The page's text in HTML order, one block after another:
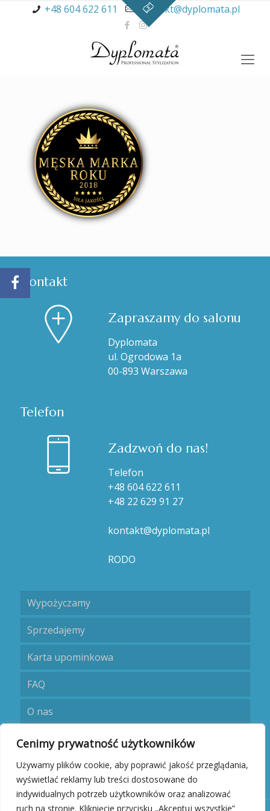
Cenimy prywatność użytkowników
Używamy plików cookie, aby poprawić jakość przeglądania,
wyświetlać reklamy lub treści dostosowane do
indywidualnych potrzeb użytkowników oraz analizować
ruch na stronie. Kliknięcie przycisku „Akceptuj wszystkie”
+48 604 622 611 kontakt@dyplomata.pl
Kontakt
Zapraszamy do salonu
Dyplomata
ul. Ogrodowa 1a
00-893 Warszawa
Telefon
Zadzwoń do nas!
Telefon
+48 604 622 611
+48 22 629 91 27
kontakt@dyplomata.pl
RODO
Wypożyczamy
Sprzedajemy
Karta upominkowa
FAQ
O nas
Umów się
Kontakt